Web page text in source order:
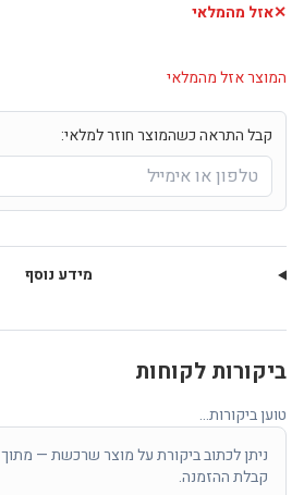
✕אזל מהמלאי
המוצר אזל מהמלאי
קבל התראה כשהמוצר חוזר למלאי:
מידע נוסף
ביקורות לקוחות
טוען ביקורות...
ניתן לכתוב ביקורת על מוצר שרכשת — מתוך
קבלת ההזמנה.